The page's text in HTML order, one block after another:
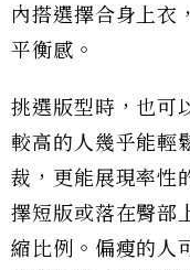
內搭選擇合身上衣
平衡感。
挑選版型時，也可
較高的人幾乎能
裁，更能展現率性
擇短版或落在臀部
縮比例。偏瘦的人